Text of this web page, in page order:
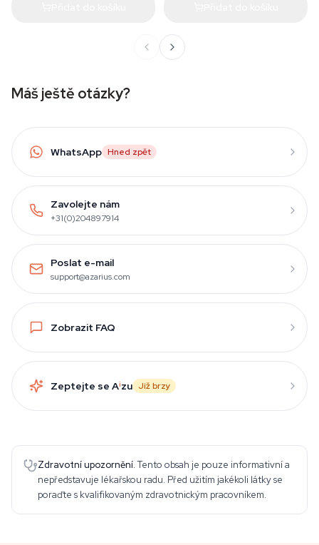
Máš ještě otázky?
WhatsApp Hned zpět
Zavolejte nám
+31(0)204897914
Poslat e-mail
support@azarius.com
Zobrazit FAQ
Zeptejte se Aizu Již brzy
Zdravotní upozornění. Tento obsah je pouze informativní a
nepředstavuje lékařskou radu. Před užitím jakékoli látky se
poraďte s kvalifikovaným zdravotnickým pracovníkem.